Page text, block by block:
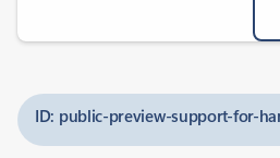
ID: public-preview-support-for-